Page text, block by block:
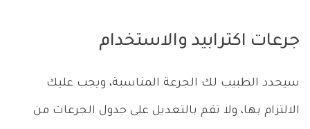
جرعات اكترابيد والاستخدام
سيحدد الطبيب لك الجرعة المناسبة، ويجب عليك
الالتزام بها، ولا تقم بالتعديل على جدول الجرعات من